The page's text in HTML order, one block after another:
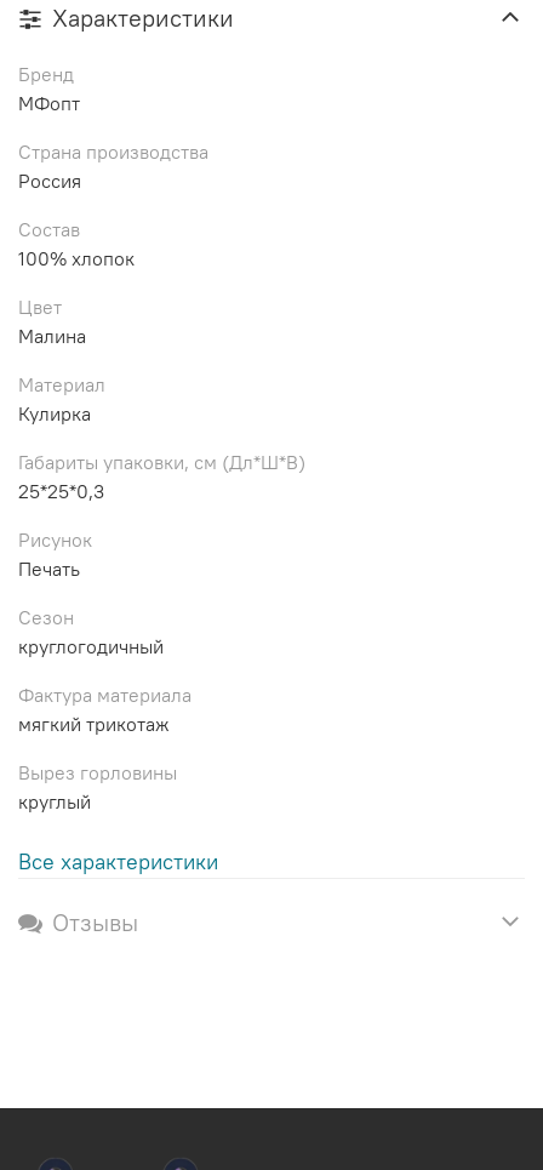
Характеристики
Бренд
МФопт
Страна производства
Россия
Состав
100% хлопок
Цвет
Малина
Материал
Кулирка
Габариты упаковки, см (Дл*Ш*В)
25*25*0,3
Рисунок
Печать
Сезон
круглогодичный
Фактура материала
мягкий трикотаж
Вырез горловины
круглый
Все характеристики
Отзывы